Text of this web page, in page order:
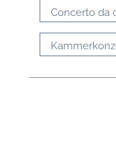
Concerto da